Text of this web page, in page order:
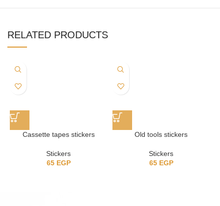
RELATED PRODUCTS
Cassette tapes stickers
Stickers
65 EGP
Old tools stickers
Stickers
65 EGP